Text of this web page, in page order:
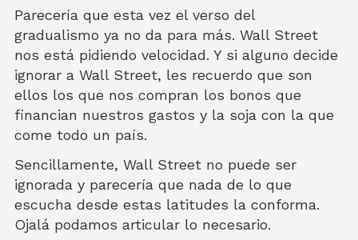
Parecería que esta vez el verso del
gradualismo ya no da para más. Wall Street
nos está pidiendo velocidad. Y si alguno decide
ignorar a Wall Street, les recuerdo que son
ellos los que nos compran los bonos que
financian nuestros gastos y la soja con la que
come todo un país.
Sencillamente, Wall Street no puede ser
ignorada y parecería que nada de lo que
escucha desde estas latitudes la conforma.
Ojalá podamos articular lo necesario.